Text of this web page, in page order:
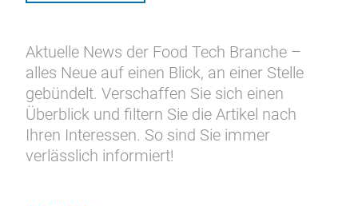
Aktuelle News der Food Tech Branche –
alles Neue auf einen Blick, an einer Stelle
gebündelt. Verschaffen Sie sich einen
Überblick und filtern Sie die Artikel nach
Ihren Interessen. So sind Sie immer
verlässlich informiert!